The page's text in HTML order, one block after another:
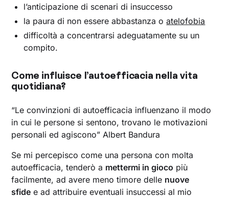
l’anticipazione di scenari di insuccesso
la paura di non essere abbastanza oatelofobia
difficoltà a concentrarsi adeguatamente su un
compito.
Come influisce l’autoefficacia nella vita
quotidiana?
“Le convinzioni di autoefficacia influenzano il modo
in cui le persone si sentono, trovano le motivazioni
personali ed agiscono” Albert Bandura
Se mi percepisco come una persona con molta
autoefficacia, tenderò a mettermi in gioco più
facilmente, ad avere meno timore delle nuove
sfide e ad attribuire eventuali insuccessi al mio